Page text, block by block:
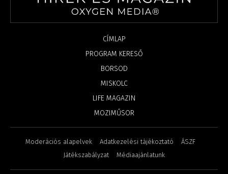
CÍMLAP
PROGRAM KERESŐ
BORSOD
MISKOLC
LIFE MAGAZIN
MOZIMŰSOR
Moderációs alapelvek Adatkezelési tájékoztató
ÁSZF
Játékszabályzat
Médiaajánlatunk